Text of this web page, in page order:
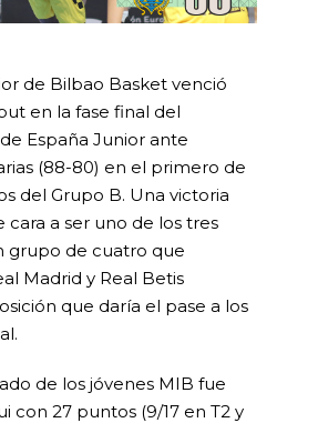
de Bilbao Basket venció
en la fase final del
España Junior ante
(88-80) en el primero de
del Grupo B. Una victoria
a ser uno de los tres
grupo de cuatro que
Madrid y Real Betis
que daría el pase a los
de los jóvenes MIB fue
con 27 puntos (9/17 en T2 y